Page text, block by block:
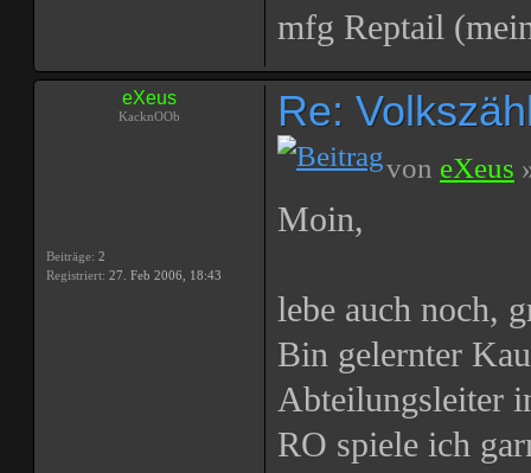
mfg Reptail
eXeus
KacknOOb
Beiträge: 2
Registriert: 27. Feb 2006, 18:43
Re:
von eXeus
Moin,
lebe auch noch,
Bin gelernter
Abteilungsleiter
RO spiele ich